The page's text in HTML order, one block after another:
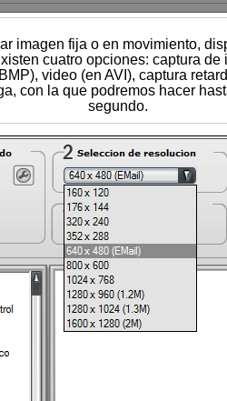
imagen fija o en movimiento,
cuatro opciones: captura de
video (en AVI), captura
con la que podremos hacer
segundo.